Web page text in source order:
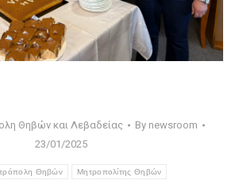
Θηβών και Λεβαδείας By newsroom
23/01/2025
Θηβών Μητροπολίτης Θηβών